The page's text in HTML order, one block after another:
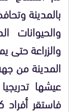
بالمدينة
والحيوانات
والزراعة حتى
المدينة من
عيشها
فاستقر